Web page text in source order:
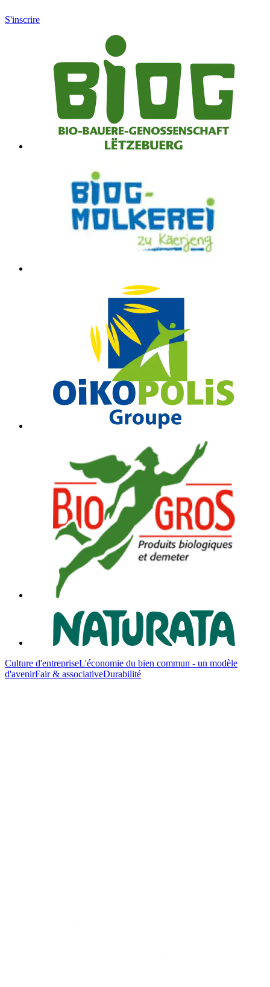
S'inscrire
Culture d'entrepriseL'économie du bien commun - un modèle
d'avenirFair & associativeDurabilité